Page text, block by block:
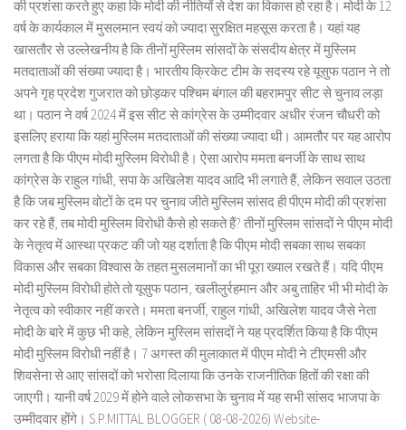
की प्रशंसा करते हुए कहा कि मोदी की नीतियों से देश का विकास हो रहा है। मोदी के 12
वर्ष के कार्यकाल में मुसलमान स्वयं को ज्यादा सुरक्षित महसूस करता है। यहां यह
खासतौर से उल्लेखनीय है कि तीनों मुस्लिम सांसदों के संसदीय क्षेत्र में मुस्लिम
मतदाताओं की संख्या ज्यादा है। भारतीय क्रिकेट टीम के सदस्य रहे यूसुफ पठान ने तो
अपने गृह प्रदेश गुजरात को छोड़कर पश्चिम बंगाल की बहरामपुर सीट से चुनाव लड़ा
था। पठान ने वर्ष 2024 में इस सीट से कांग्रेस के उम्मीदवार अधीर रंजन चौधरी को
इसलिए हराया कि यहां मुस्लिम मतदाताओं की संख्या ज्यादा थी। आमतौर पर यह आरोप
लगता है कि पीएम मोदी मुस्लिम विरोधी है। ऐसा आरोप ममता बनर्जी के साथ साथ
कांग्रेस के राहुल गांधी, सपा के अखिलेश यादव आदि भी लगाते हैं, लेकिन सवाल उठता
है कि जब मुस्लिम वोटों के दम पर चुनाव जीते मुस्लिम सांसद ही पीएम मोदी की प्रशंसा
कर रहे हैं, तब मोदी मुस्लिम विरोधी कैसे हो सकते हैं? तीनों मुस्लिम सांसदों ने पीएम मोदी
के नेतृत्व में आस्था प्रकट की जो यह दर्शाता है कि पीएम मोदी सबका साथ सबका
विकास और सबका विश्वास के तहत मुसलमानों का भी पूरा ख्याल रखते हैं। यदि पीएम
मोदी मुस्लिम विरोधी होते तो यूसुफ पठान, खलीलुर्रहमान और अबु ताहिर भी भी मोदी के
नेतृत्व को स्वीकार नहीं करते। ममता बनर्जी, राहुल गांधी, अखिलेश यादव जैसे नेता
मोदी के बारे में कुछ भी कहे, लेकिन मुस्लिम सांसदों ने यह प्रदर्शित किया है कि पीएम
मोदी मुस्लिम विरोधी नहीं है। 7 अगस्त की मुलाकात में पीएम मोदी ने टीएमसी और
शिवसेना से आए सांसदों को भरोसा दिलाया कि उनके राजनीतिक हितों की रक्षा की
जाएगी। यानी वर्ष 2029 में होने वाले लोकसभा के चुनाव में यह सभी सांसद भाजपा के
उम्मीदवार होंगे। S.P.MITTAL BLOGGER ( 08-08-2026) Website-